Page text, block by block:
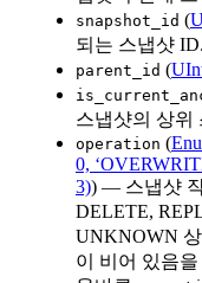
snapshot_id (
되는 스냅샷 ID.
parent_id (
스냅샷의 상위
operation (
0,
3)) — 스냅샷
DELETE,
UNKNOWN
이 비어 있음